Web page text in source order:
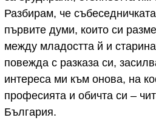
Разбирам, че
първите думи, които си
между младостта й и
повежда с разказа си,
интереса ми към онова, на
професията и обичта си –
България.